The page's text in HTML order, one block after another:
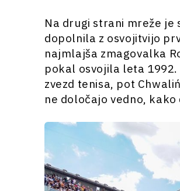
Na drugi strani mreže
dopolnila z osvojitvijo
najmlajša zmagovalka
pokal osvojila leta
zvezd tenisa, pot
ne določajo vedno,